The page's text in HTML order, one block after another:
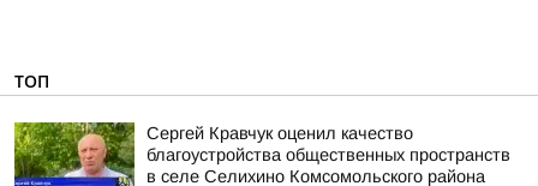
ТОП
Сергей Кравчук оценил качество
благоустройства общественных пространств
в селе Селихино Комсомольского района